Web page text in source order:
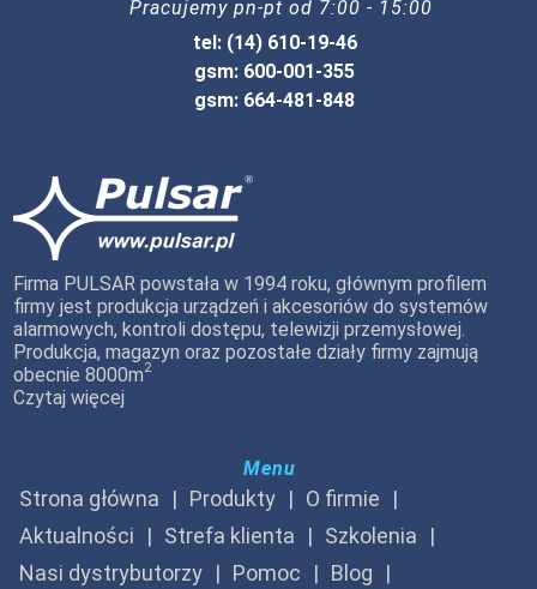
Pracujemy pn-pt od 7:00 - 15:00
tel: (14) 610-19-46
gsm: 600-001-355
gsm: 664-481-848
Firma PULSAR powstała w 1994 roku, głównym profilem
firmy jest produkcja urządzeń i akcesoriów do systemów
alarmowych, kontroli dostępu, telewizji przemysłowej.
Produkcja, magazyn oraz pozostałe działy firmy zajmują
obecnie 8000m2
Czytaj więcej
Menu
Strona główna Produkty
O firmie
Aktualności
Strefa klienta
Szkolenia
Nasi dystrybutorzy
Pomoc Blog